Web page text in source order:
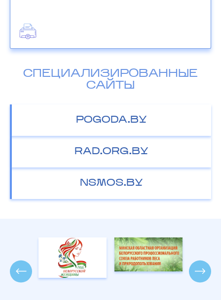
СПЕЦИАЛИЗИРОВАННЫЕ
САЙТЫ
POGODA.BY
RAD.ORG.BY
NSMOS.BY